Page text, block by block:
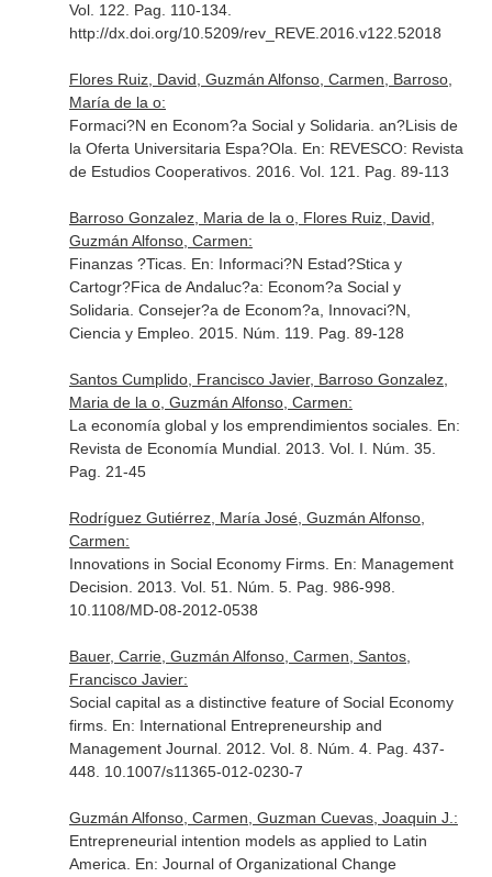
Vol. 122. Pag. 110-134.
http://dx.doi.org/10.5209/rev_REVE.2016.v122.52018
Flores Ruiz, David, Guzmán Alfonso, Carmen, Barroso,
María de la o:
Formaci?N en Econom?a Social y Solidaria. an?Lisis de
la Oferta Universitaria Espa?Ola. En: REVESCO: Revista
de Estudios Cooperativos. 2016. Vol. 121. Pag. 89-113
Barroso Gonzalez, Maria de la o, Flores Ruiz, David,
Guzmán Alfonso, Carmen:
Finanzas ?Ticas. En: Informaci?N Estad?Stica y
Cartogr?Fica de Andaluc?a: Econom?a Social y
Solidaria. Consejer?a de Econom?a, Innovaci?N,
Ciencia y Empleo. 2015. Núm. 119. Pag. 89-128
Santos Cumplido, Francisco Javier, Barroso Gonzalez,
Maria de la o, Guzmán Alfonso, Carmen:
La economía global y los emprendimientos sociales. En:
Revista de Economía Mundial. 2013. Vol. I. Núm. 35.
Pag. 21-45
Rodríguez Gutiérrez, María José, Guzmán Alfonso,
Carmen:
Innovations in Social Economy Firms. En: Management
Decision . 2013. Vol. 51. Núm. 5. Pag. 986-998.
10.1108/MD-08-2012-0538
Bauer, Carrie, Guzmán Alfonso, Carmen, Santos,
Francisco Javier:
Social capital as a distinctive feature of Social Economy
firms. En: International Entrepreneurship and
Management Journal. 2012. Vol. 8. Núm. 4. Pag. 437-
448. 10.1007/s11365-012-0230-7
Guzmán Alfonso, Carmen, Guzman Cuevas, Joaquin J.:
Entrepreneurial intention models as applied to Latin
America. En: Journal of Organizational Change